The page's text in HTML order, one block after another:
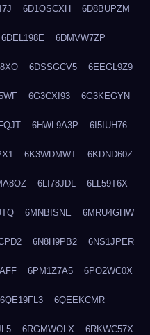
6D1OSCXH 6D8BUPZM
6DEL198E 6DMVW7ZP
6DSSGCV5 6EEGL9Z9
6G3CXI93 6G3KEGYN
6HWL9A3P 6I5IUH76
6K3WDMWT 6KDND60Z
6LI78JDL 6LL59T6X
6MNBISNE 6MRU4GHW
6N8H9PB2 6NS1JPER
6PM1Z7A5 6PO2WC0X
6QE19FL3 6QEEKCMR
6RGMWOLX 6RKWC57X